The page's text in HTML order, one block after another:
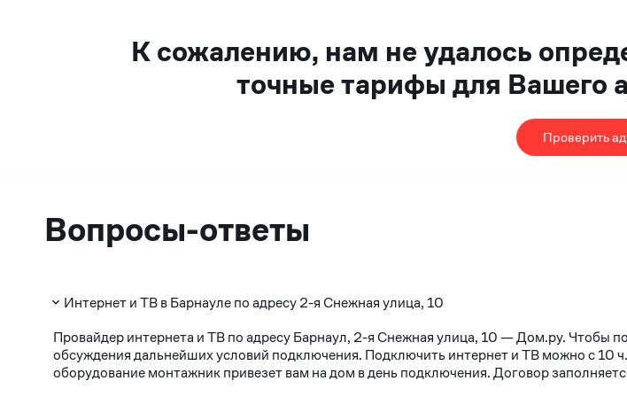
К сожалению, нам не удалось
точные тарифы для Вашего
Проверить
Вопросы-ответы
Интернет и ТВ в Барнауле по адресу 2-я Снежная улица, 10
Провайдер интернета и ТВ по адресу Барнаул, 2-я Снежная улица, 10 — Дом.ру. Чтобы
обсуждения дальнейших условий подключения. Подключить интернет и ТВ можно с 10
оборудование монтажник привезет вам на дом в день подключения. Договор